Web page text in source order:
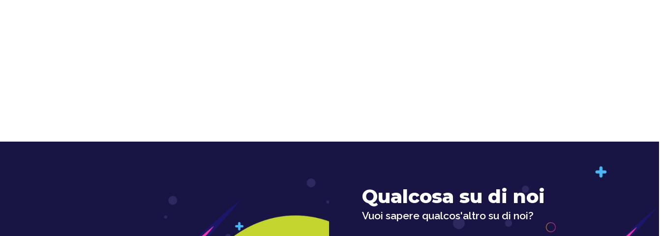
Qualcosa su di noi
Vuoi sapere qualcos'altro su di noi?